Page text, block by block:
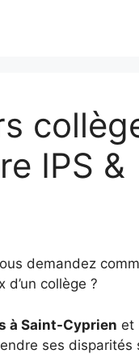
IPS &
demandez
collège ?
à Saint-Cyprien et
ses disparités